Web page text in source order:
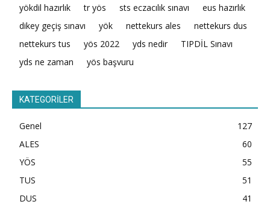
yökdil hazırlık
tr yös sts eczacılık sınavı
eus hazırlık
dikey geçiş sınavı
yök nettekurs ales
nettekurs dus
nettekurs tus
yös 2022 yds nedir
TIPDİL Sınavı
yds ne zaman
yös başvuru
KATEGORİLER
Genel
127
ALES
60
YÖS
55
TUS
51
DUS
41